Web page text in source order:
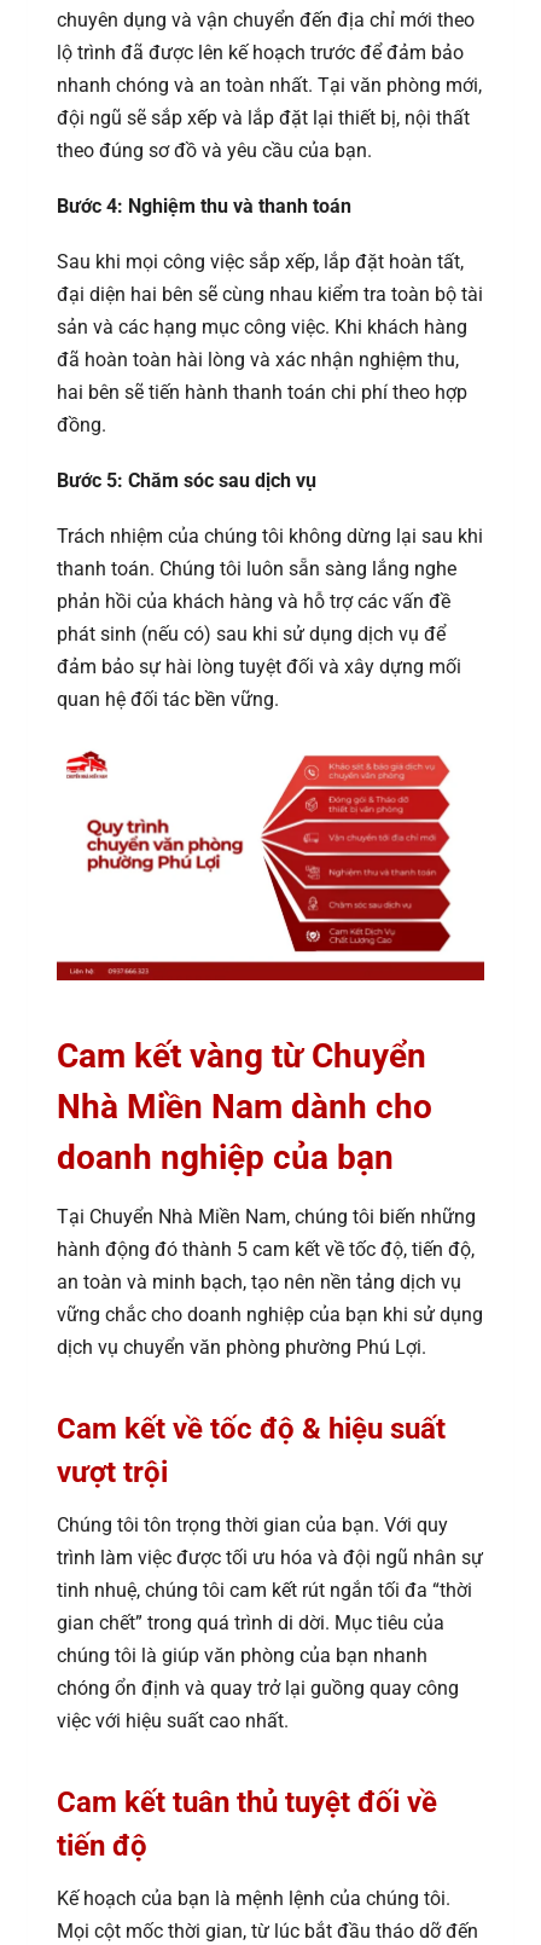
chuyên dụng và vận chuyển đến địa chỉ mới theo
lộ trình đã được lên kế hoạch trước để đảm bảo
nhanh chóng và an toàn nhất. Tại văn phòng mới,
đội ngũ sẽ sắp xếp và lắp đặt lại thiết bị, nội thất
theo đúng sơ đồ và yêu cầu của bạn.
Bước 4: Nghiệm thu và thanh toán
Sau khi mọi công việc sắp xếp, lắp đặt hoàn tất,
đại diện hai bên sẽ cùng nhau kiểm tra toàn bộ tài
sản và các hạng mục công việc. Khi khách hàng
đã hoàn toàn hài lòng và xác nhận nghiệm thu,
hai bên sẽ tiến hành thanh toán chi phí theo hợp
đồng.
Bước 5: Chăm sóc sau dịch vụ
Trách nhiệm của chúng tôi không dừng lại sau khi
thanh toán. Chúng tôi luôn sẵn sàng lắng nghe
phản hồi của khách hàng và hỗ trợ các vấn đề
phát sinh (nếu có) sau khi sử dụng dịch vụ để
đảm bảo sự hài lòng tuyệt đối và xây dựng mối
quan hệ đối tác bền vững.
Cam kết vàng từ Chuyển
Nhà Miền Nam dành cho
doanh nghiệp của bạn
Tại Chuyển Nhà Miền Nam, chúng tôi biến những
hành động đó thành 5 cam kết về tốc độ, tiến độ,
an toàn và minh bạch, tạo nên nền tảng dịch vụ
vững chắc cho doanh nghiệp của bạn khi sử dụng
dịch vụ chuyển văn phòng phường Phú Lợi.
Cam kết về tốc độ & hiệu suất
vượt trội
Chúng tôi tôn trọng thời gian của bạn. Với quy
trình làm việc được tối ưu hóa và đội ngũ nhân sự
tinh nhuệ, chúng tôi cam kết rút ngắn tối đa “thời
gian chết” trong quá trình di dời. Mục tiêu của
chúng tôi là giúp văn phòng của bạn nhanh
chóng ổn định và quay trở lại guồng quay công
việc với hiệu suất cao nhất.
Cam kết tuân thủ tuyệt đối về
tiến độ
Kế hoạch của bạn là mệnh lệnh của chúng tôi.
Mọi cột mốc thời gian, từ lúc bắt đầu tháo dỡ đến